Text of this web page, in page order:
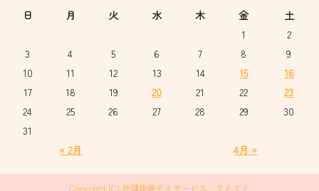
日
月 火 水 木 金 土
« 2月 4月 »
1
2
3
4 5 6 7 8
9
10
11 12 13 14 15
16
17
18 19 20 21 22
23
24
25 26 27 28 29
30
31
Copyright (C) 放課後等デイサービス てとてと